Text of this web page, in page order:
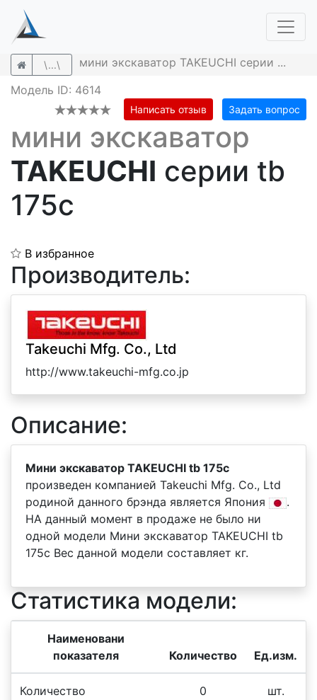
\...\
мини экскаватор TAKEUCHI серии ...
Модель ID: 4614
Написать отзыв Задать вопрос
мини экскаватор
TAKEUCHI серии tb
175c
В избранное
Производитель:
Takeuchi Mfg. Co., Ltd
http://www.takeuchi-mfg.co.jp
Описание:
Мини экскаватор TAKEUCHI tb 175c
произведен компанией Takeuchi Mfg. Co., Ltd
родиной данного брэнда является Япония
.
НА данный момент в продаже не было ни
одной модели Мини экскаватор TAKEUCHI tb
175c Вес данной модели составляет кг.
Статистика модели:
Наименовани
показателя
Количество Ед.изм.
Количество
0 шт.